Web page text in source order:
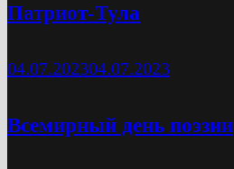
Патриот-Тула
04.07.202304.07.2023
Всемирный день поэзии